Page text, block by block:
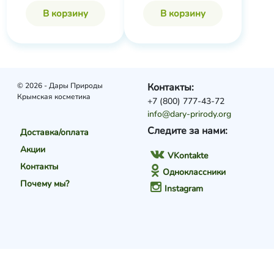
В корзину В корзину
© 2026 - Дары Природы
Крымская косметика
Доставка/оплата
Акции
Контакты
Почему мы?
Следите за нами:
VKontakte
Одноклассники
Instagram
Контакты:
+7 (800) 777-43-72
info@dary-prirody.org